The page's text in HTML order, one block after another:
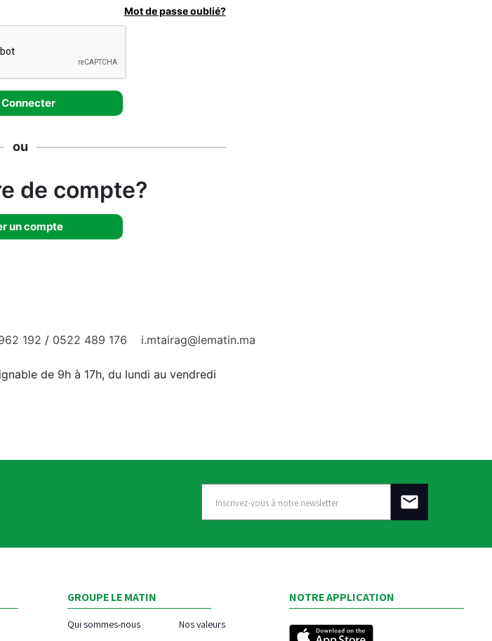
Mot de passe oublié?
ou
de compte?
un compte
192 / 0522 489 176 i.mtairag@lematin.ma
de 9h à 17h, du lundi au vendredi
GROUPE LE MATIN
Qui sommes-nous Nos valeurs
NOTRE APPLICATION